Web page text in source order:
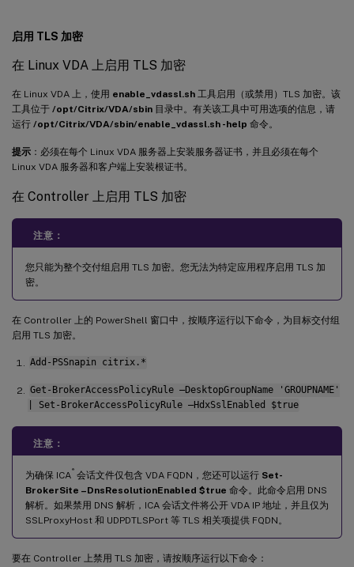
启用 TLS 加密
在 Linux VDA 上启用 TLS 加密
在 Linux VDA 上，使用 enable_vdassl.sh 工具启用（或禁用）TLS 加密。该
工具位于 /opt/Citrix/VDA/sbin 目录中。有关该工具中可用选项的信息，请
运行 /opt/Citrix/VDA/sbin/enable_vdassl.sh -help 命令。
提示 ：必须在每个 Linux VDA 服务器上安装服务器证书，并且必须在每个
Linux VDA 服务器和客户端上安装根证书。
在 Controller 上启用 TLS 加密
注意：
您只能为整个交付组启用 TLS 加密。您无法为特定应用程序启用 TLS 加
密。
在 Controller 上的 PowerShell 窗口中，按顺序运行以下命令，为目标交付组
启用 TLS 加密。
Add-PSSnapin citrix.*
Get-BrokerAccessPolicyRule –DesktopGroupName 'GROUPNAME'
| Set-BrokerAccessPolicyRule –HdxSslEnabled $true
注意：
为确保 ICA® 会话文件仅包含 VDA FQDN，您还可以运行 Set-
BrokerSite –DnsResolutionEnabled $true 命令。此命令启用 DNS
解析。如果禁用 DNS 解析，ICA 会话文件将公开 VDA IP 地址，并且仅为
SSLProxyHost 和 UDPDTLSPort 等 TLS 相关项提供 FQDN。
要在 Controller 上禁用 TLS 加密，请按顺序运行以下命令：